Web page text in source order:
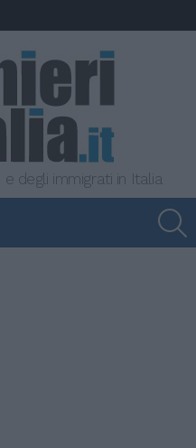
degli immigrati in Italia